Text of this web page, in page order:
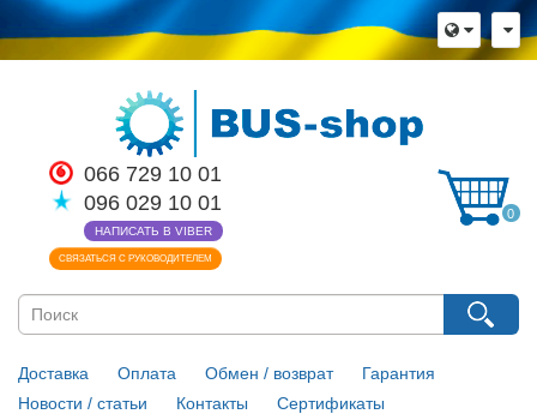
066 729 10 01
096 029 10 01
НАПИСАТЬ В VIBER
СВЯЗАТЬСЯ С РУКОВОДИТЕЛЕМ
0
Доставка Оплата Обмен / возврат
Гарантия
Новости / статьи
Контакты
Сертификаты
×
Язык магазина
Выберите пожалуйста язык магазина
Русский
Українська
Закрыть